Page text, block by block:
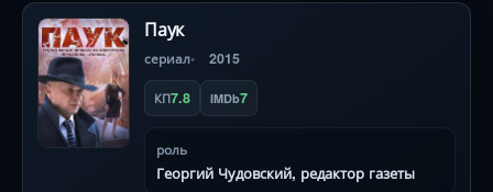
Паук
сериал 2015
КП7.8 IMDb7
роль
Георгий Чудовский, редактор газеты